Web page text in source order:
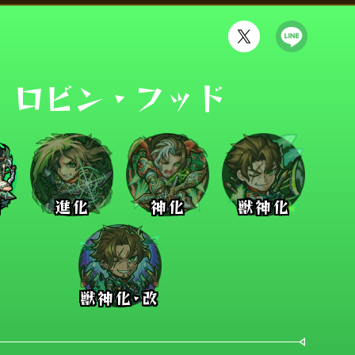
ロビン・フッド
進化 神化 獣神化
獣神化･改